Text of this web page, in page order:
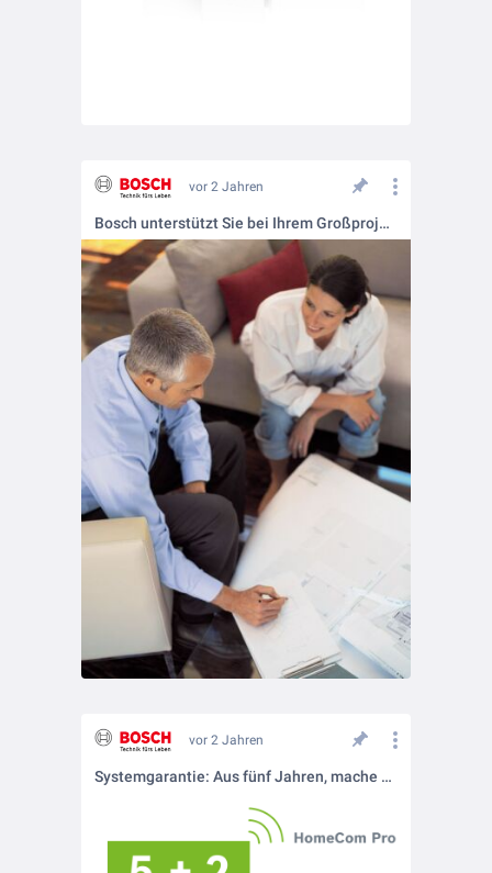
vor 2 Jahren
Bosch unterstützt Sie bei Ihrem Großprojekt
vor 2 Jahren
Systemgarantie: Aus fünf Jahren, mache sieben